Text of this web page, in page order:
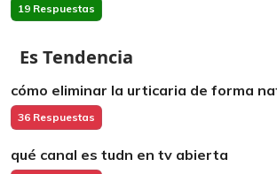
19 Respuestas
Es Tendencia
cómo eliminar la urticaria de forma
36 Respuestas
qué canal es tudn en tv abierta